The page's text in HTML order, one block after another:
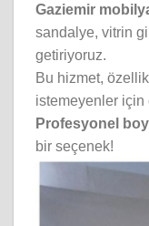
Gaziemir
sandalye, vitrin
getiriyoruz.
Bu hizmet,
istemeyenler için
Profesyonel
bir seçenek!